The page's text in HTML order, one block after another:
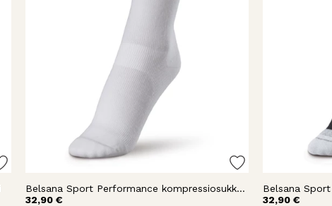
Belsana Sport Performance kompressiosukka nilkka
32,90 €
32,90 €